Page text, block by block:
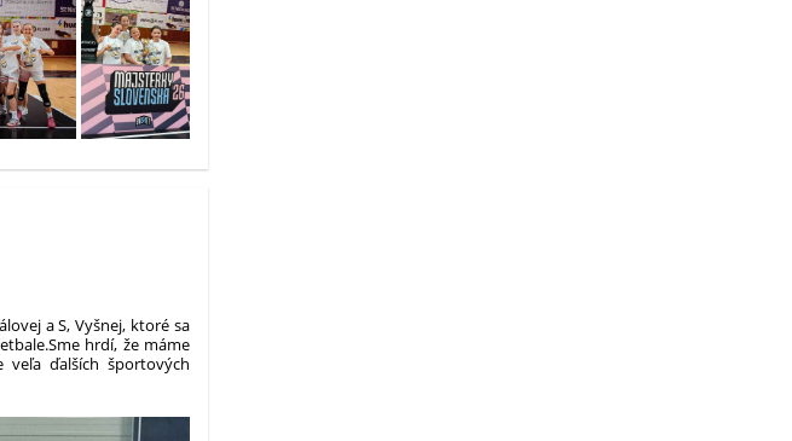
a S, Vyšnej, ktoré sa
Sme hrdí, že máme
veľa ďalších športových